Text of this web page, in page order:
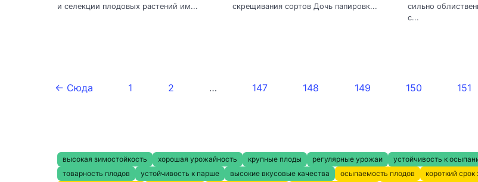
и селекции плодовых растений им...
скрещивания сортов Дочь папировк...
сильно
с...
← Сюда 1 2 … 147 148 149 150 151
высокая зимостойкость хорошая урожайность крупные плоды регулярные урожаи устойчивость к
товарность плодов
устойчивость к парше высокие вкусовые качества осыпаемость плодов короткий срок